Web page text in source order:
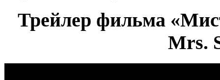
Трейлер фильма
Mrs.